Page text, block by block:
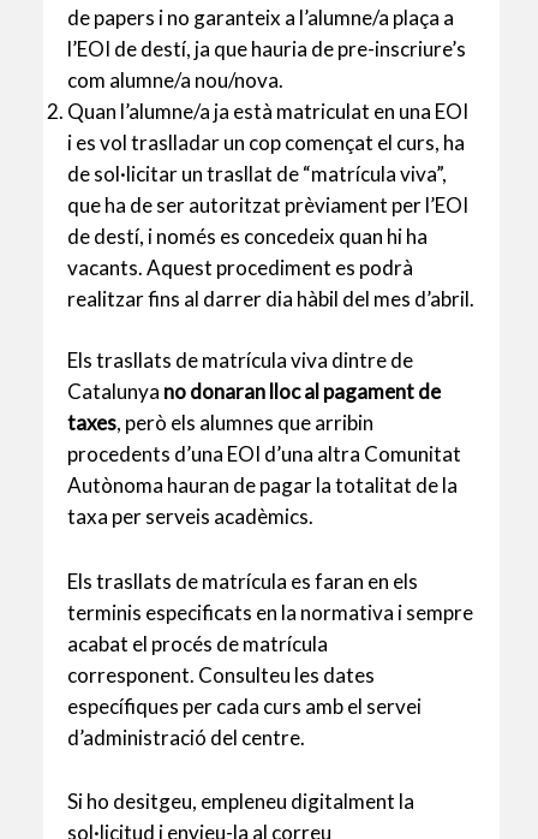
de papers i no garanteix a l’alumne/a plaça a
l’EOI de destí, ja que hauria de pre-inscriure’s
com alumne/a nou/nova.
Quan l’alumne/a ja està matriculat en una EOI
i es vol traslladar un cop començat el curs, ha
de sol·licitar un trasllat de “matrícula viva”,
que ha de ser autoritzat prèviament per l’EOI
de destí, i només es concedeix quan hi ha
vacants. Aquest procediment es podrà
realitzar fins al darrer dia hàbil del mes d’abril.
Els trasllats de matrícula viva dintre de
Catalunya no donaran lloc al pagament de
taxes, però els alumnes que arribin
procedents d’una EOI d’una altra Comunitat
Autònoma hauran de pagar la totalitat de la
taxa per serveis acadèmics.
Els trasllats de matrícula es faran en els
terminis especificats en la normativa i sempre
acabat el procés de matrícula
corresponent. Consulteu les dates
específiques per cada curs amb el servei
d’administració del centre.
Si ho desitgeu, empleneu digitalment la
sol·licitud i envieu-la al correu